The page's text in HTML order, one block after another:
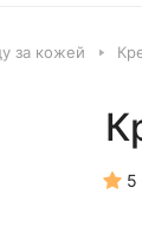
за кожей
5